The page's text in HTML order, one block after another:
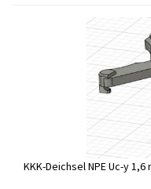
KKK-Deichsel NPE Uc-y 1,6